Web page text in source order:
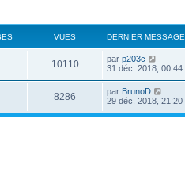
VUES DERNIER MESSAGE
10110 par p203c
31 déc. 2018, 00:44
8286 par BrunoD
29 déc. 2018, 21:20